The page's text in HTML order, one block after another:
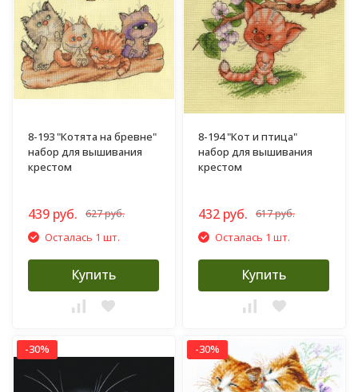
8-193 "Котята на бревне"
набор для вышивания
крестом
439 руб. 627 руб.
Осталась 1 шт.
Купить
8-194 "Кот и птица"
набор для вышивания
крестом
432 руб. 617 руб.
Осталась 1 шт.
Купить
-30% -30%